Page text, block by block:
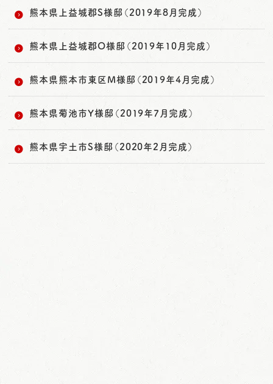
熊本県上益城郡S様邸（2019年8月完成）
熊本県上益城郡O様邸（2019年10月完成）
熊本県熊本市東区M様邸（2019年4月完成）
熊本県菊池市Y様邸（2019年7月完成）
熊本県宇土市S様邸（2020年2月完成）